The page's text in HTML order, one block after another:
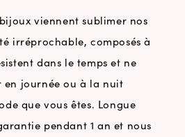
viennent sublimer nos
irréprochable, composés à
dans le temps et ne
en journée ou à la nuit
que vous êtes. Longue
pendant 1 an et nous